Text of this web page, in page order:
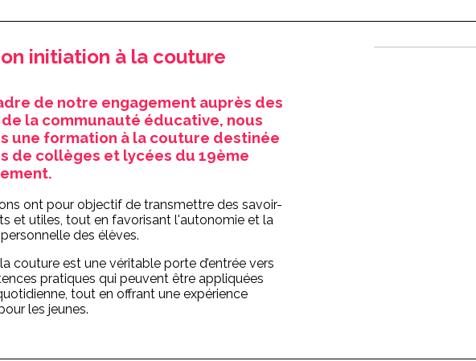
initiation à la couture
de notre engagement auprès des
la communauté éducative, nous
une formation à la couture destinée
de collèges et lycées du 19ème
ont pour objectif de transmettre des savoir-
et utiles, tout en favorisant l'autonomie et la
des élèves.
la couture est une véritable porte d’entrée vers
pratiques qui peuvent être appliquées
tout en offrant une expérience
les jeunes.